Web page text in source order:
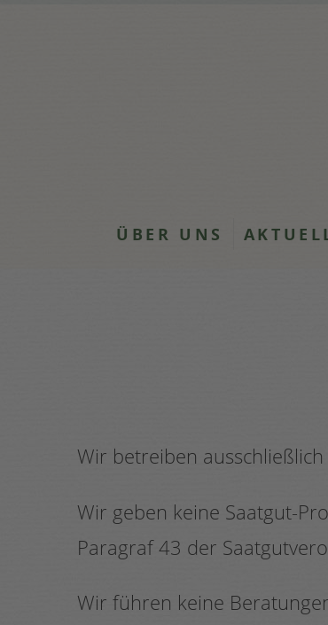
ÜBER UNS
Wir betreiben
Wir geben keine Saatgut-
Paragraf 43 der
Wir führen keine